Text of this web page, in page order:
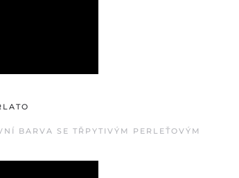
BARVA SE TŘPYTIVÝM PERLEŤOVÝM